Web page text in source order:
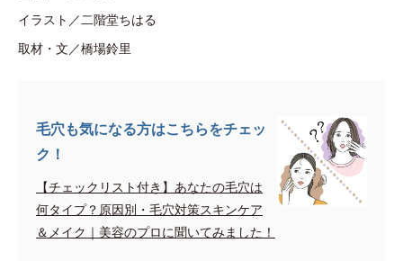
イラスト／二階堂ちはる
取材・文／橋場鈴里
毛穴も気になる方はこちらをチェッ
ク！
【チェックリスト付き】あなたの毛穴は
何タイプ？原因別・毛穴対策スキンケア
＆メイク｜美容のプロに聞いてみました！